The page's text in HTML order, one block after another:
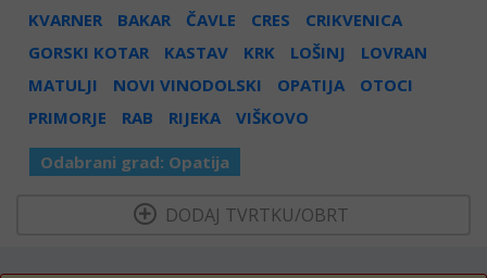
KVARNER BAKAR ČAVLE CRES
CRIKVENICA
GORSKI KOTAR
KASTAV KRK LOŠINJ
LOVRAN
MATULJI
NOVI VINODOLSKI OPATIJA
OTOCI
PRIMORJE
RAB RIJEKA VIŠKOVO
Odabrani grad: Opatija
DODAJ TVRTKU/OBRT